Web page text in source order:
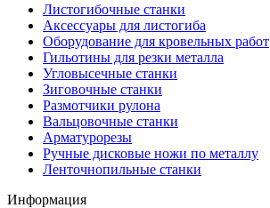
Листогибочные станки
Аксессуары для листогиба
Оборудование для кровельных работ
Гильотины для резки металла
Угловысечные станки
Зиговочные станки
Размотчики рулона
Вальцовочные станки
Арматурорезы
Ручные дисковые ножи по металлу
Ленточнопильные станки
Информация